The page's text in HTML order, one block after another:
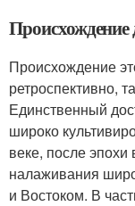
Происхождение
Происхождение
ретроспективно,
Единственный
широко
веке, после эпохи
налаживания
и Востоком. В